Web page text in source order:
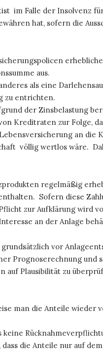
im Falle der Insolvenz
hat, sofern die
aus.
als eine
zu entrichten.
der Zinsbelastung
Kreditraten zur Folge,
an die
völlig wertlos wäre.
regelmäßig
Sofern diese
zur Aufklärung wird
an der Anlage
vor
Prognoserechnung und
Plausibilität zu
man die Anteile wieder
die Anteile nur auf